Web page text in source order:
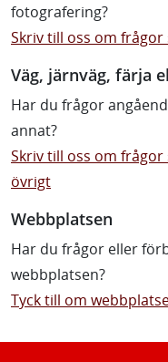
fotografering?
Skriv till oss om
Väg, järnväg, färja
Har du frågor
annat?
Skriv till oss om
övrigt
Webbplatsen
Har du frågor eller
webbplatsen?
Tyck till om